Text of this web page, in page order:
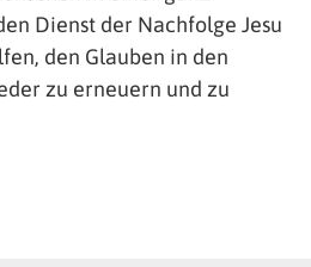
Dienst der Nachfolge Jesu
den Glauben in den
zu erneuern und zu